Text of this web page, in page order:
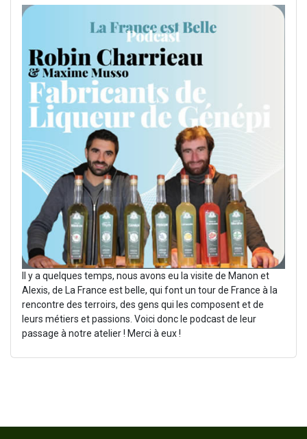
Il y a quelques temps, nous avons eu la visite de Manon et
Alexis, de La France est belle, qui font un tour de France à la
rencontre des terroirs, des gens qui les composent et de
leurs métiers et passions. Voici donc le podcast de leur
passage à notre atelier ! Merci à eux !